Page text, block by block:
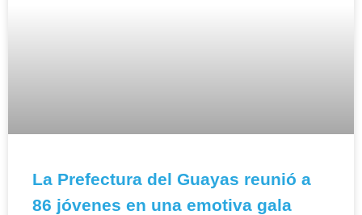
La Prefectura del Guayas reunió a
86 jóvenes en una emotiva gala